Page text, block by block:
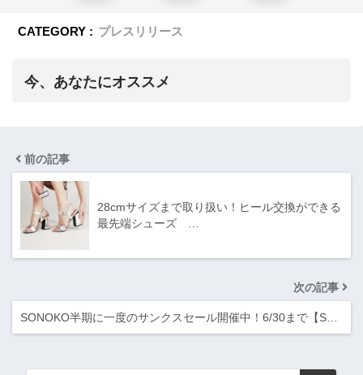
CATEGORY : プレスリリース
今、あなたにオススメ
前の記事
28cmサイズまで取り扱い！ヒール交換ができる
最先端シューズ …
次の記事
SONOKO半期に一度のサンクスセール開催中！6/30まで【S…